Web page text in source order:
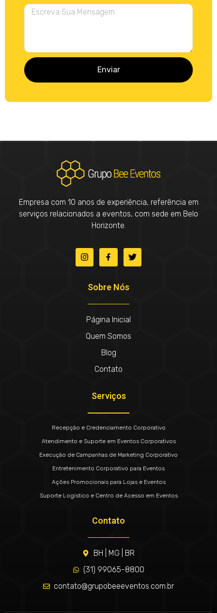
Enviar
Empresa com 10 anos de experiência, referência em
serviços relacionados a eventos, com sede em Belo
Horizonte.
Sobre Nós
Página Inicial
Quem Somos
Blog
Contato
Serviços
Recepção e Credenciamento Corporativo
Atendimento e Suporte em Eventos Corporativos
Execução de Campanhas de Marketing Corporativo
Entretenimento Corporativo para Eventos
Ações Promocionais para Lojas e Eventos
Suporte Logístico e Centro de Acesso em Eventos
Contato
BH | MG | BR
(31) 99065-8800
contato@grupobeeeventos.com.br